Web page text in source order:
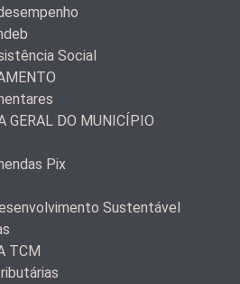
Social
GERAL DO MUNICÍPIO
Pix
Sustentável
TCM